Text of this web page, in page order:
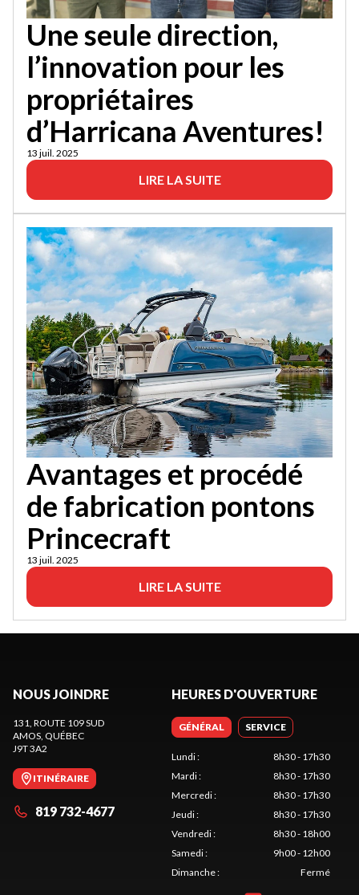
Une seule direction,
l’innovation pour les
propriétaires
d’Harricana Aventures!
13 juil. 2025
LIRE LA SUITE
Avantages et procédé
de fabrication pontons
Princecraft
13 juil. 2025
LIRE LA SUITE
NOUS JOINDRE
131, ROUTE 109 SUD
AMOS , QUÉBEC
J9T 3A2
ITINÉRAIRE
819 732-4677
HEURES D'OUVERTURE
GÉNÉRAL SERVICE
Lundi:
8h30 - 17h30
Mardi:
8h30 - 17h30
Mercredi:
8h30 - 17h30
Jeudi:
8h30 - 17h30
Vendredi:
8h30 - 18h00
Samedi:
9h00 - 12h00
Dimanche: Fermé